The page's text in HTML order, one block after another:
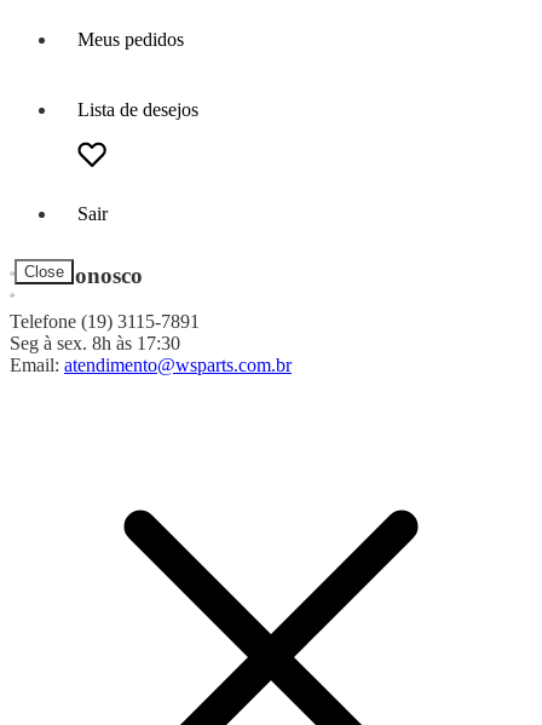
Meus pedidos
Lista de desejos
Sair
Close
Fale Conosco
Telefone (19) 3115-7891
Seg à sex. 8h às 17:30
Email: atendimento@wsparts.com.br